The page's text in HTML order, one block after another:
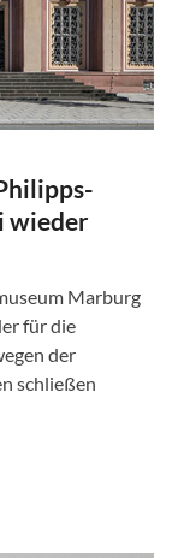
wieder
Marburg
für die
der
schließen